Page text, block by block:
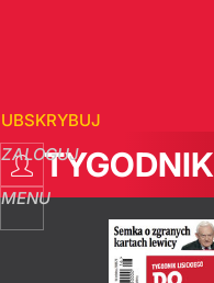
ZALOGUJ
MENU
TYGODNIK